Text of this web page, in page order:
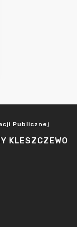
Publicznej
KLESZCZEWO